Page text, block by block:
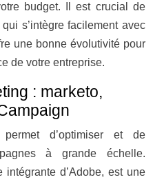
budget. Il est crucial de
s’intègre facilement avec
une bonne évolutivité pour
de votre entreprise.
: marketo,
permet d’optimiser et de
à grande échelle.
intégrante d’Adobe, est une